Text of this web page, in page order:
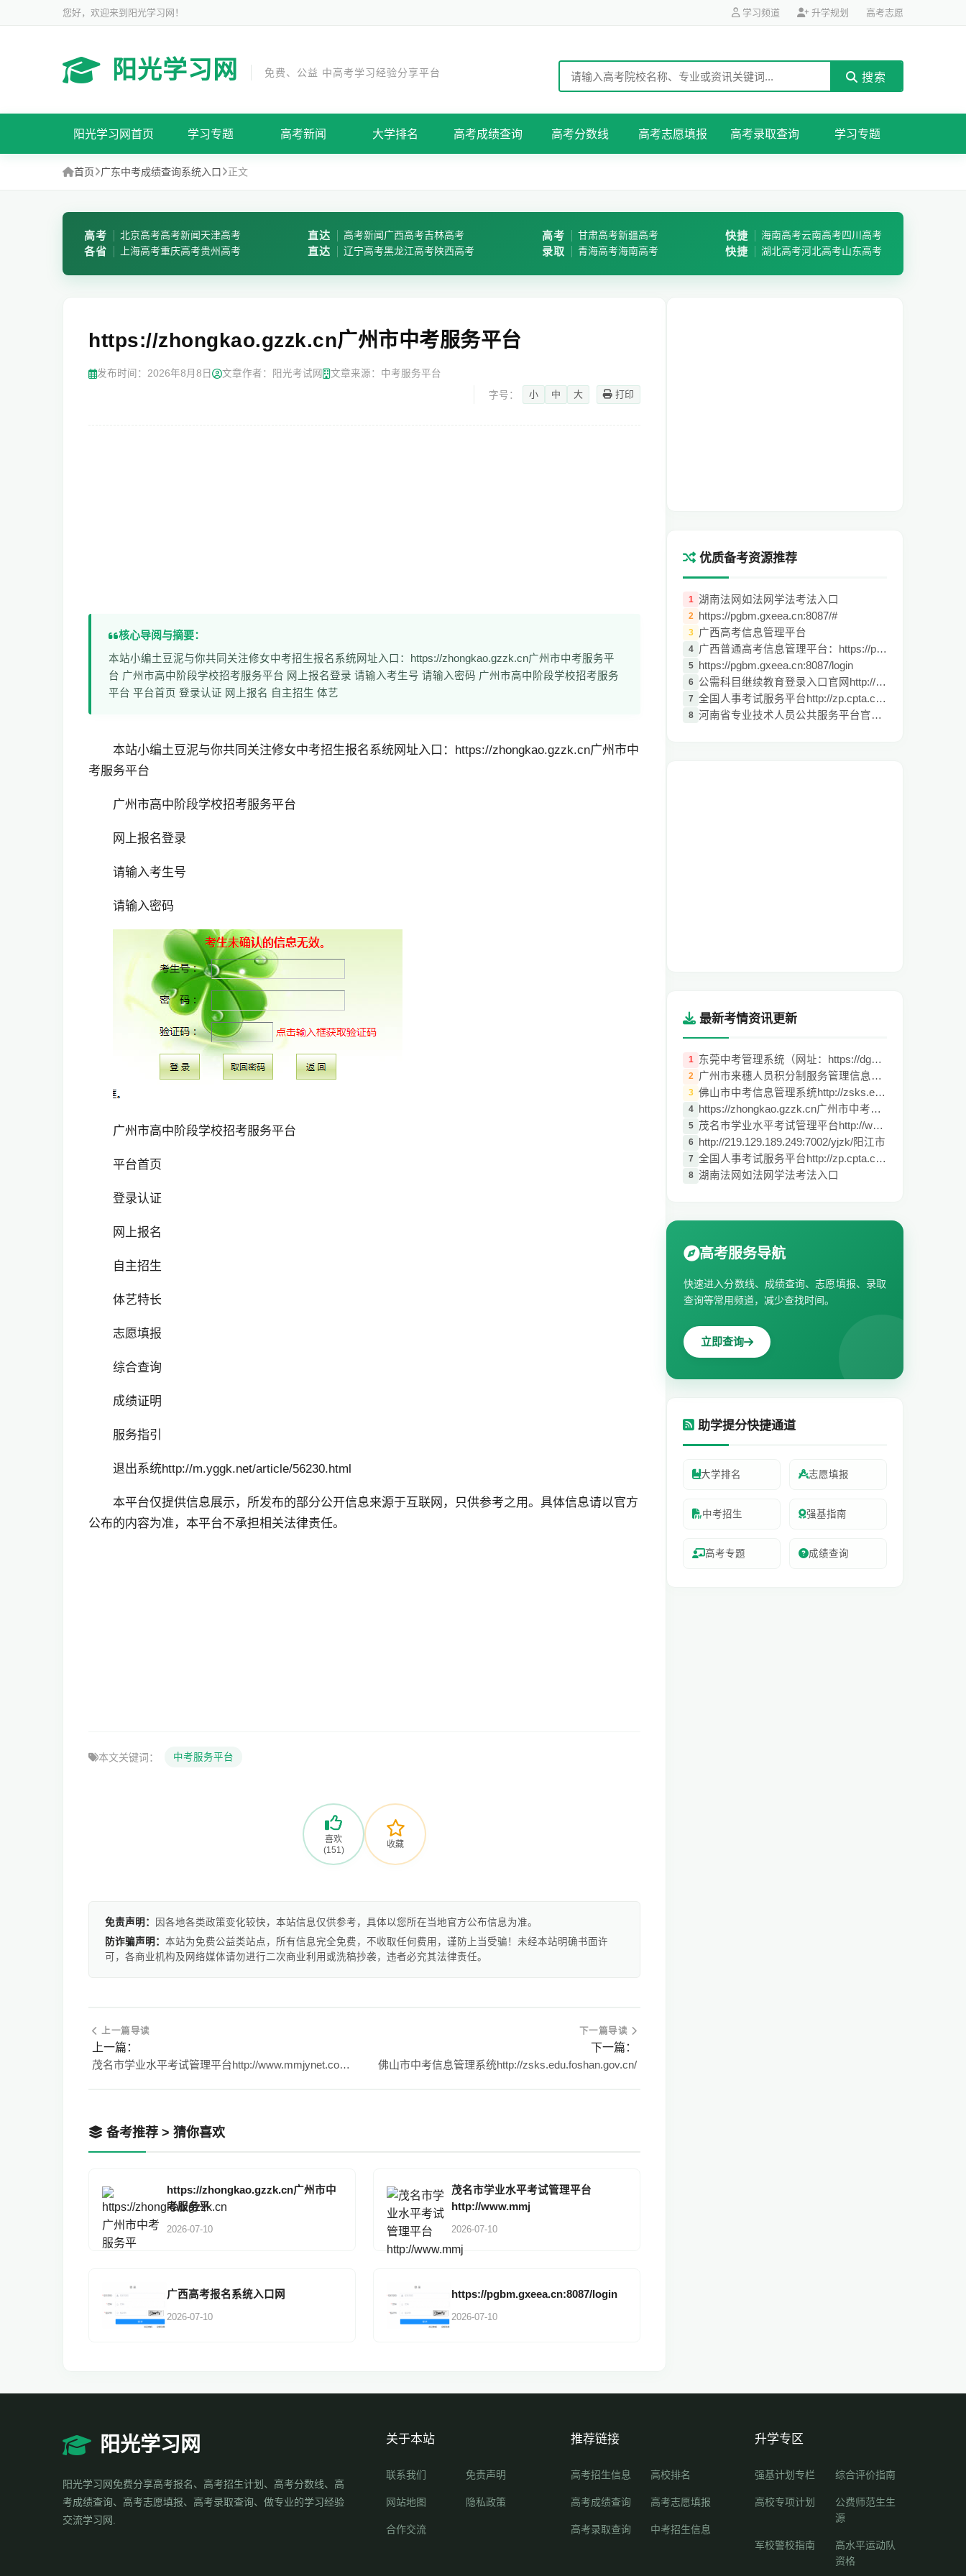
您好，欢迎来到阳光学习网！ 学习频道 升学规划 高考志愿
阳光学习网 免费、公益 中高考学习经验分享平台 搜索
阳光学习网首页 学习专题 高考新闻 大学排名 高考成绩查询 高考分数线 高考志愿填报 高考录取查询 学习专题
首页 广东中考成绩查询系统入口 正文
高考 北京高考高考新闻天津高考
各省 上海高考重庆高考贵州高考
直达 高考新闻广西高考吉林高考
直达 辽宁高考黑龙江高考陕西高考
高考 甘肃高考新疆高考
录取 青海高考海南高考
快捷 海南高考云南高考四川高考
快捷 湖北高考河北高考山东高考
https://zhongkao.gzzk.cn广州市中考服务平台
发布时间： 2026年8月8日 文章作者：阳光考试网
文章来源：中考服务平台
字号：
小 中 大 打印
核心导阅与摘要：
本站小编土豆泥与你共同关注修女中考招生报名系统网址入口：https://zhongkao.gzzk.cn广州市中考服务平
台 广州市高中阶段学校招考服务平台 网上报名登录 请输入考生号 请输入密码 广州市高中阶段学校招考服务
平台 平台首页 登录认证 网上报名 自主招生 体艺
本站小编土豆泥与你共同关注修女中考招生报名系统网址入口：https://zhongkao.gzzk.cn广州市中
考服务平台
广州市高中阶段学校招考服务平台
网上报名登录
请输入考生号
请输入密码
广州市高中阶段学校招考服务平台
平台首页
登录认证
网上报名
自主招生
体艺特长
志愿填报
综合查询
成绩证明
服务指引
退出系统http://m.yggk.net/article/56230.html
本平台仅提供信息展示，所发布的部分公开信息来源于互联网，只供参考之用。具体信息请以官方
公布的内容为准，本平台不承担相关法律责任。
本文关键词： 中考服务平台
喜欢
(151)
收藏
免责声明：
因各地各类政策变化较快，本站信息仅供参考，具体以您所在当地官方公布信息为准。
防诈骗声明： 本站为免费公益类站点，所有信息完全免费，不收取任何费用，谨防上当受骗！未经本站明确书面许
可，各商业机构及网络媒体请勿进行二次商业利用或洗稿抄袭，违者必究其法律责任。
上一篇导读
上一篇：
茂名市学业水平考试管理平台http://www.mmjynet.com:9000/zk/
下一篇导读
下一篇：
佛山市中考信息管理系统http://zsks.edu.foshan.gov.cn/
备考推荐 > 猜你喜欢
https://zhongkao.gzzk.cn广州市中
考服务平
2026-07-10
茂名市学业水平考试管理平台
http://www.mmj
2026-07-10
广西高考报名系统入口网
2026-07-10
https://pgbm.gxeea.cn:8087/login
2026-07-10
优质备考资源推荐
1 湖南法网如法网学法考法入口
2 https://pgbm.gxeea.cn:8087/#
3 广西高考信息管理平台
4 广西普通高考信息管理平台：https://pgbm.g
5 https://pgbm.gxeea.cn:8087/login
6 公需科目继续教育登录入口官网http://ptce.
7 全国人事考试服务平台http://zp.cpta.com.c
8 河南省专业技术人员公共服务平台官网：http
最新考情资讯更新
1 东莞中考管理系统（网址：https://dgzk.dgj
2 广州市来穗人员积分制服务管理信息系统http
3 佛山市中考信息管理系统http://zsks.edu.fo
4 https://zhongkao.gzzk.cn广州市中考服务平
5 茂名市学业水平考试管理平台http://www.mmj
6 http://219.129.189.249:7002/yjzk/阳江市
7 全国人事考试服务平台http://zp.cpta.com.c
8 湖南法网如法网学法考法入口
高考服务导航
快速进入分数线、成绩查询、志愿填报、录取
查询等常用频道，减少查找时间。
立即查询
助学提分快捷通道
大学排名 志愿填报
中考招生 强基指南
高考专题 成绩查询
阳光学习网
阳光学习网免费分享高考报名、高考招生计划、高考分数线、高
考成绩查询、高考志愿填报、高考录取查询、做专业的学习经验
交流学习网.
关于本站
联系我们 免责声明
网站地图 隐私政策
合作交流
推荐链接
高考招生信息 高校排名
高考成绩查询 高考志愿填报
高考录取查询 中考招生信息
升学专区
强基计划专栏 综合评价指南
高校专项计划
公费师范生生
源
军校警校指南
高水平运动队
资格